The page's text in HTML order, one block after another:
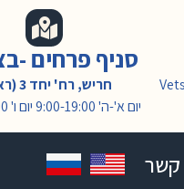
סניף פרחים -
חריש, רח' יחד 3 (ראשי)
יום א'-ה' 9:00-19:00 יום ו' 9:00-13:00
קשר